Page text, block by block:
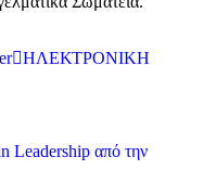
ΗΛΕΚΤΡΟΝΙΚΗ
Leadership από την